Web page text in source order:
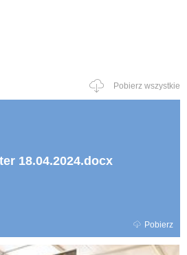
Pobierz wszystkie
18.04.2024.docx
Pobierz